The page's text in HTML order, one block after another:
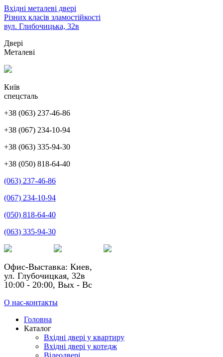
Перейти
до
вмісту
Enter)
Вхідні металеві двері
Різних класів зламостійкості
вул. Глибочицька, 32в
Двері
Металеві
Київ
спецсталь
+38 (063) 237-46-86
+38 (067) 234-10-94
+38 (063) 335-94-30
+38 (050) 818-64-40
(063) 237-46-86
(067) 234-10-94
(050) 818-64-40
(063) 335-94-30
Офис-Выставка: Киев,
ул. Глубочицкая, 32в
10:00 - 20:00, Вых - Вс
О нас-контакты
Головна
Каталог
Вхідні двері у квартиру
Вхідні двері у котедж
Відеодвері